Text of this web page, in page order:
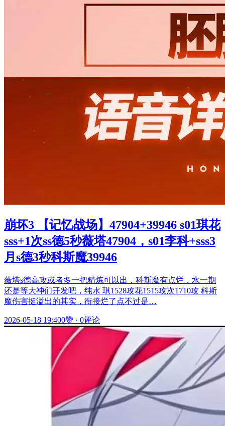
崩坏3 【记忆战场】47904+39946 s01琪花
sss+1次ss德5秒薇塔47904，s01李科+sss3
月s德3秒科斯魔39946
薇塔s德高攻或者多一把精炼可以出，科斯魔有点烂，水一期
还是等大神们开发吧，纯水 琪1528攻花1515攻次1710攻 科斯
魔伤害挺溢出的其实，衔接烂了点不过是…
2026-05-18 19:400赞 · 0评论